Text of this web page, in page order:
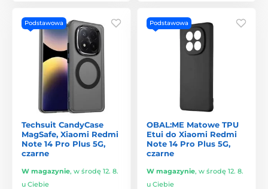
Podstawowa
Techsuit CandyCase
MagSafe, Xiaomi Redmi
Note 14 Pro Plus 5G,
czarne
W magazynie, w środę 12. 8.
u Ciebie
Podstawowa
OBAL:ME Matowe TPU
Etui do Xiaomi Redmi
Note 14 Pro Plus 5G,
czarne
W magazynie, w środę 12. 8.
u Ciebie